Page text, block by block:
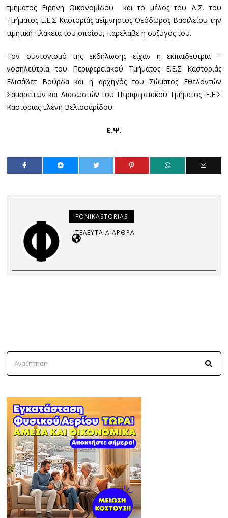
τμήματος Ειρήνη Οικονομίδου και το μέλος του Δ.Σ. του
Τμήματος Ε.Ε.Σ Καστοριάς αείμνηστος Θεόδωρος Βασιλείου την
τιμητική πλακέτα του οποίου, παρέλαβε η σὐζυγός του.
Τον συντονισμό της εκδήλωσης είχαν η εκπαιδεύτρια –
νοσηλεύτρια του Περιφερειακού Τμήματος Ε.Ε.Σ Καστοριάς
Ελισάβετ Βούρδα και η αρχηγός του Σώματος Εθελοντών
Σαμαρειτών και Διασωστών του Περιφερειακού Τμήματος .Ε.Ε.Σ
Καστοριάς Ελένη Βελισσαρίδου.
Ε.Ψ.
FONIKASTORIAS
ΤΕΛΕΥΤΑΊΑ ΆΡΘΡΑ